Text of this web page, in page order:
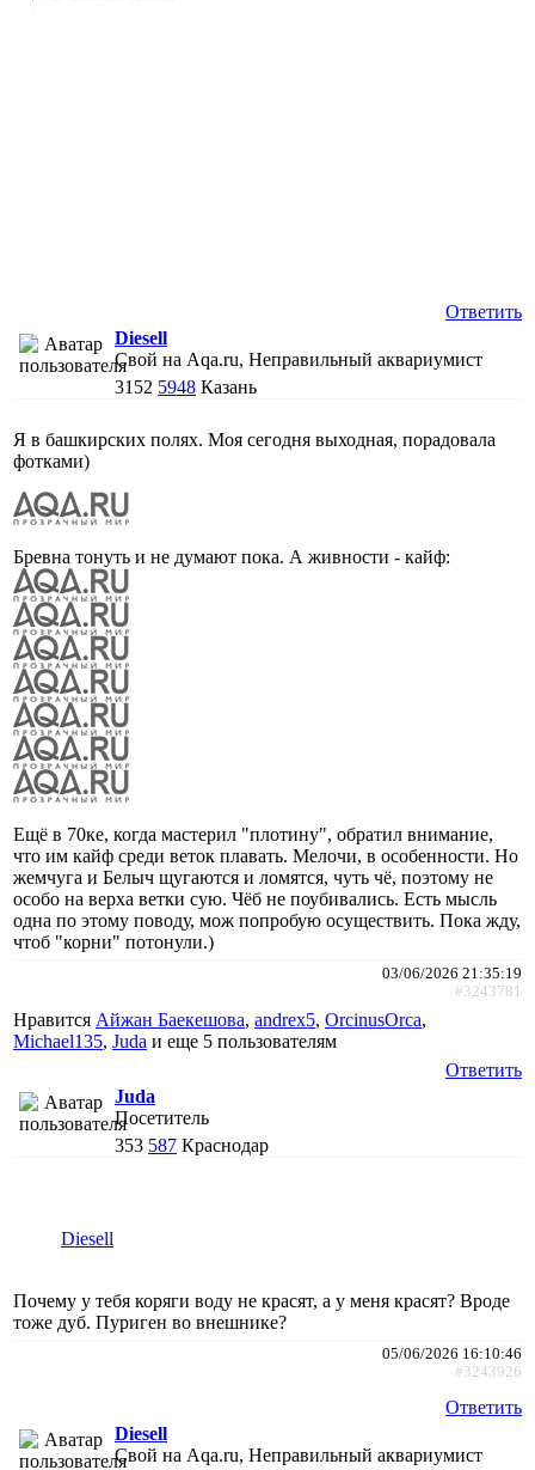
Ответить
Diesell
Свой на Aqa.ru, Неправильный аквариумист
3152 5948 Казань
Я в башкирских полях. Моя сегодня выходная, порадовала
фотками)
Бревна тонуть и не думают пока. А живности - кайф:
Ещё в 70ке, когда мастерил "плотину", обратил внимание,
что им кайф среди веток плавать. Мелочи, в особенности. Но
жемчуга и Белыч щугаются и ломятся, чуть чё, поэтому не
особо на верха ветки сую. Чёб не поубивались. Есть мысль
одна по этому поводу, мож попробую осуществить. Пока жду,
чтоб "корни" потонули.)
03/06/2026 21:35:19
#3243781
Нравится Айжан Баекешова, andrex5, ОrcinusОrca,
Michael135, Juda и еще 5 пользователям
Ответить
Juda
Посетитель
353 587 Краснодар
Diesell
Почему у тебя коряги воду не красят, а у меня красят? Вроде
тоже дуб. Пуриген во внешнике?
05/06/2026 16:10:46
#3243926
Ответить
Diesell
Свой на Aqa.ru, Неправильный аквариумист